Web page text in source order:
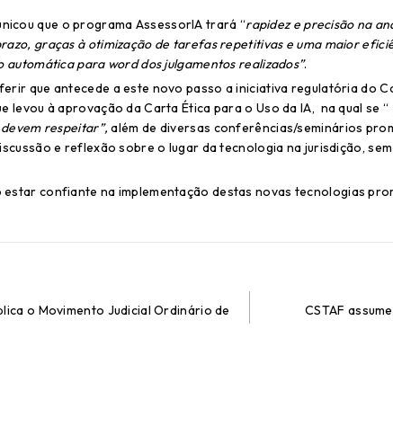
que o programa AssessorIA trará “rapidez e precisão na
graças à otimização de tarefas repetitivas e uma maior
para word dos julgamentos realizados”.
que antecede a este novo passo a iniciativa regulatória do
levou à aprovação da Carta Ética para o Uso da IA, na qual se “
devem respeitar”,além de diversas conferências/seminários
e reflexão sobre o lugar da tecnologia na jurisdição,
confiante na implementação destas novas tecnologias
o Movimento Judicial Ordinário de
CSTAF